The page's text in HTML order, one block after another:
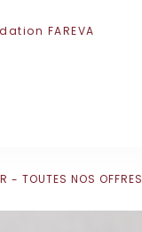
FAREVA
TOUTES NOS OFFRES